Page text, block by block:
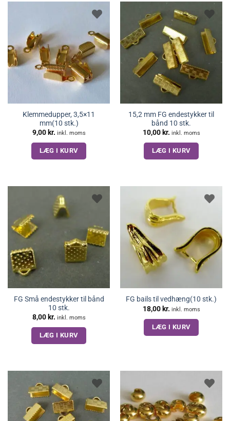
Klemmedupper, 3,5×11
mm(10 stk.)
9,00 kr. inkl. moms
LÆG I KURV
15,2 mm FG endestykker til
bånd 10 stk.
10,00 kr. inkl. moms
LÆG I KURV
FG Små endestykker til bånd
10 stk.
8,00 kr. inkl. moms
LÆG I KURV
FG bails til vedhæng(10 stk.)
18,00kr. inkl. moms
LÆG I KURV